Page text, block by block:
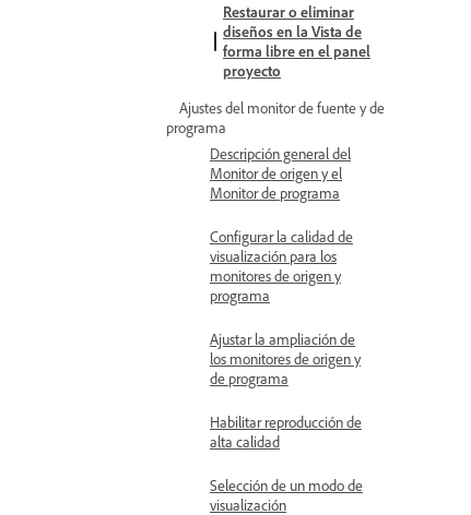
Restaurar o eliminar
diseños en la Vista de
forma libre en el panel
proyecto
Ajustes del monitor de fuente y de
programa
Descripción general del
Monitor de origen y el
Monitor de programa
Configurar la calidad de
visualización para los
monitores de origen y
programa
Ajustar la ampliación de
los monitores de origen y
de programa
Habilitar reproducción de
alta calidad
Selección de un modo de
visualización